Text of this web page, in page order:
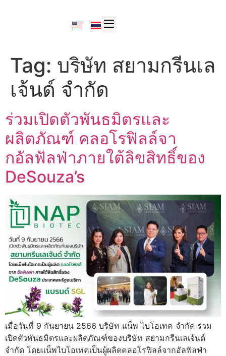
Tag: บริษัท สยามกรีนเล
เจ้นด์ จำกัด
ร่วมเปิดตัวพันธมิตรและ
ผลิตภัณฑ์ คลอโรฟิลล์จา
กอัลฟัลฟ่าภายใต้ลิขสิทธิ์ของ
DeSouza’s
เมื่อวันที่ 9 กันยายน 2566 บริษัท แน็พ ไบโอเทค จำกัด ร่วม
เปิดตัวพันธมิตรและผลิตภัณฑ์ของบริษัท สยามกรีนเลเจ้นด์
จำกัด โดยแน็พไบโอเทคเป็นผู้ผลิตคลอโรฟิลล์จากอัลฟัลฟ่า